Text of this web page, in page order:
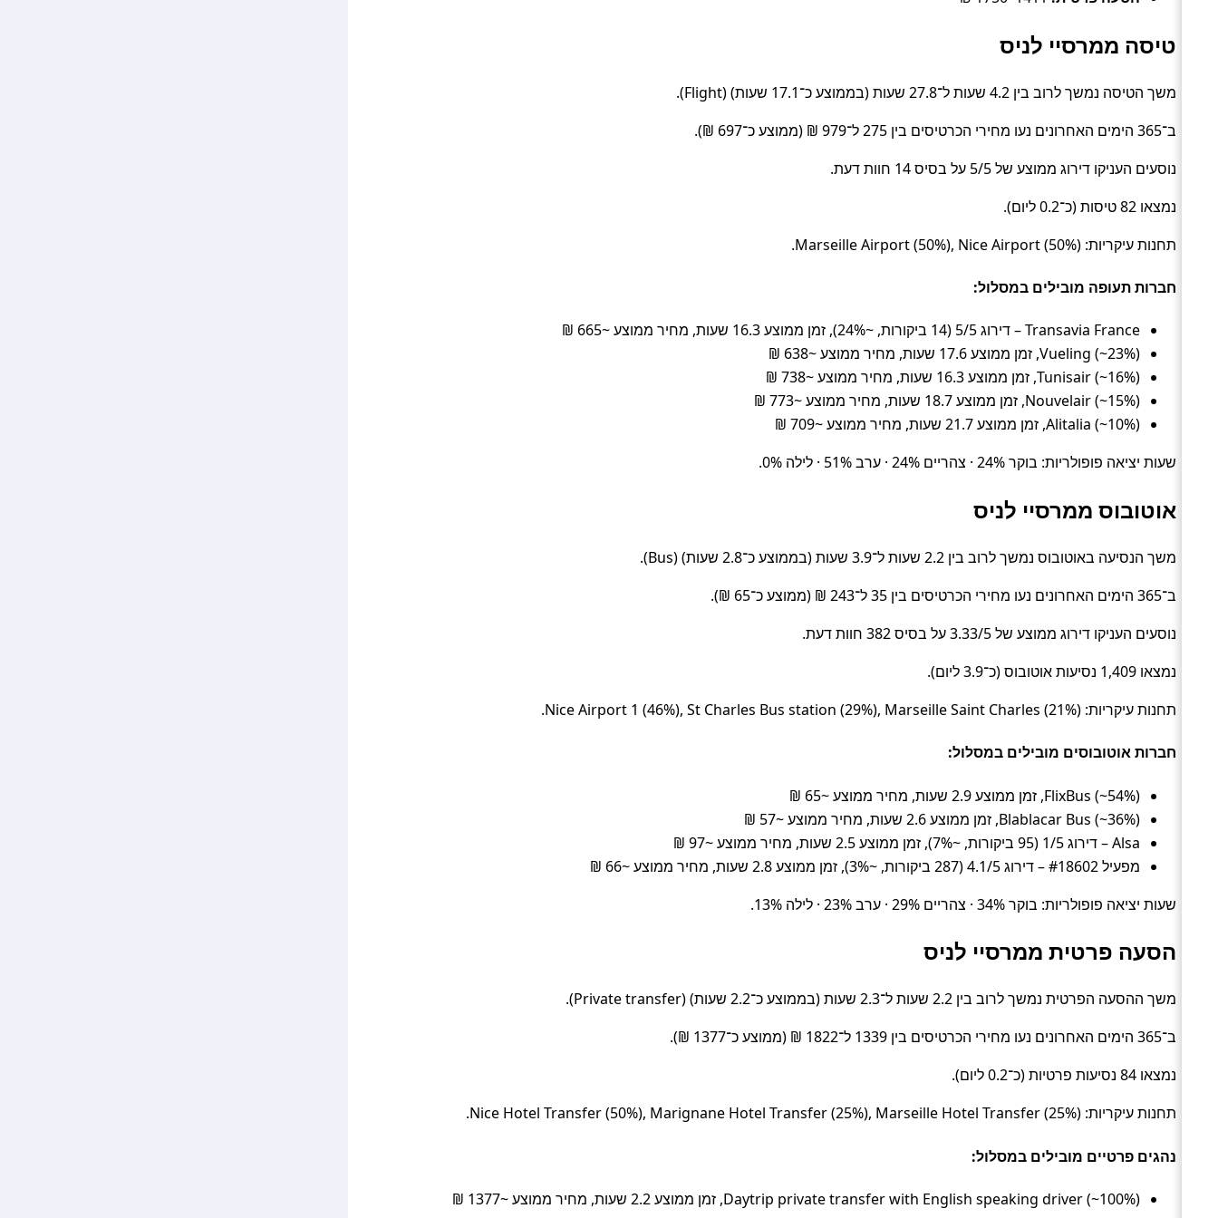
טיסה ממרסיי לניס
משך הטיסה נמשך לרוב בין 4.2 שעות ל־27.8 שעות (בממוצע כ־17.1 שעות) (Flight).
ב־365 הימים האחרונים נעו מחירי הכרטיסים בין 275 ל־979 ₪ (ממוצע כ־697 ₪).
נוסעים העניקו דירוג ממוצע של 5/5 על בסיס 14 חוות דעת.
נמצאו 82 טיסות (כ־0.2 ליום).
תחנות עיקריות: Marseille Airport (50%), Nice Airport (50%).
חברות תעופה מובילים במסלול:
Transavia France – דירוג 5/5 (14 ביקורות, ~24%), זמן ממוצע 16.3 שעות, מחיר ממוצע ~665 ₪
Vueling (~23%), זמן ממוצע 17.6 שעות, מחיר ממוצע ~638 ₪
Tunisair (~16%), זמן ממוצע 16.3 שעות, מחיר ממוצע ~738 ₪
Nouvelair (~15%), זמן ממוצע 18.7 שעות, מחיר ממוצע ~773 ₪
Alitalia (~10%), זמן ממוצע 21.7 שעות, מחיר ממוצע ~709 ₪
שעות יציאה פופולריות: בוקר 24% · צהריים 24% · ערב 51% · לילה 0%.
אוטובוס ממרסיי לניס
משך הנסיעה באוטובוס נמשך לרוב בין 2.2 שעות ל־3.9 שעות (בממוצע כ־2.8 שעות) (Bus).
ב־365 הימים האחרונים נעו מחירי הכרטיסים בין 35 ל־243 ₪ (ממוצע כ־65 ₪).
נוסעים העניקו דירוג ממוצע של 3.33/5 על בסיס 382 חוות דעת.
נמצאו 1,409 נסיעות אוטובוס (כ־3.9 ליום).
תחנות עיקריות: Nice Airport 1 (46%), St Charles Bus station (29%), Marseille Saint Charles (21%).
חברות אוטובוסים מובילים במסלול:
FlixBus (~54%), זמן ממוצע 2.9 שעות, מחיר ממוצע ~65 ₪
Blablacar Bus (~36%), זמן ממוצע 2.6 שעות, מחיר ממוצע ~57 ₪
Alsa – דירוג 1/5 (95 ביקורות, ~7%), זמן ממוצע 2.5 שעות, מחיר ממוצע ~97 ₪
מפעיל #18602 – דירוג 4.1/5 (287 ביקורות, ~3%), זמן ממוצע 2.8 שעות, מחיר ממוצע ~66 ₪
שעות יציאה פופולריות: בוקר 34% · צהריים 29% · ערב 23% · לילה 13%.
הסעה פרטית ממרסיי לניס
משך ההסעה הפרטית נמשך לרוב בין 2.2 שעות ל־2.3 שעות (בממוצע כ־2.2 שעות) (Private transfer).
ב־365 הימים האחרונים נעו מחירי הכרטיסים בין 1339 ל־1822 ₪ (ממוצע כ־1377 ₪).
נמצאו 84 נסיעות פרטיות (כ־0.2 ליום).
תחנות עיקריות: Nice Hotel Transfer (50%), Marignane Hotel Transfer (25%), Marseille Hotel Transfer (25%).
נהגים פרטיים מובילים במסלול:
Daytrip private transfer with English speaking driver (~100%), זמן ממוצע 2.2 שעות, מחיר ממוצע ~1377 ₪